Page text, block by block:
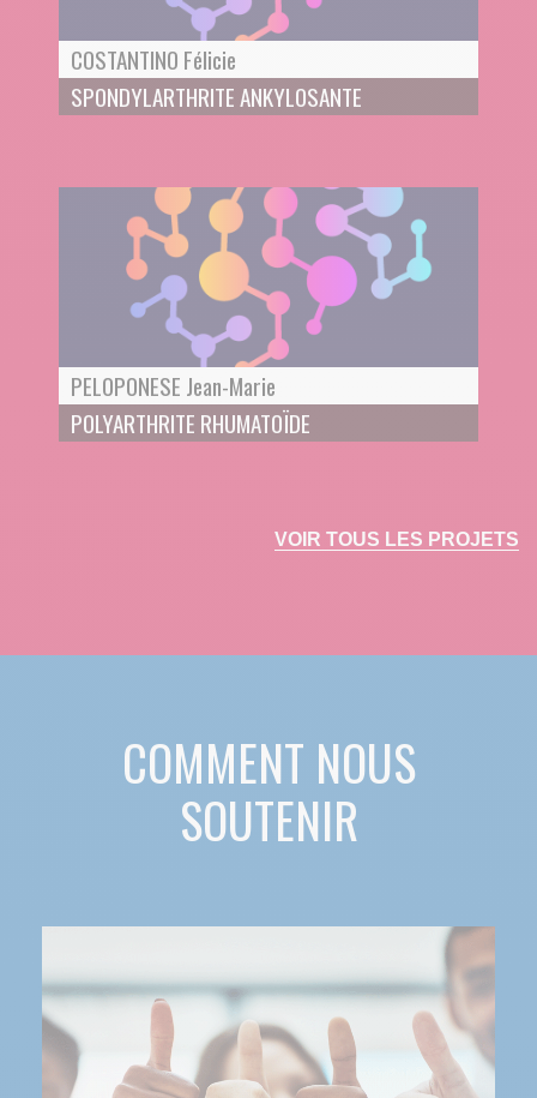
COSTANTINO Félicie
SPONDYLARTHRITE ANKYLOSANTE
PELOPONESE Jean-Marie
POLYARTHRITE RHUMATOÏDE
VOIR TOUS LES PROJETS
COMMENT NOUS
SOUTENIR